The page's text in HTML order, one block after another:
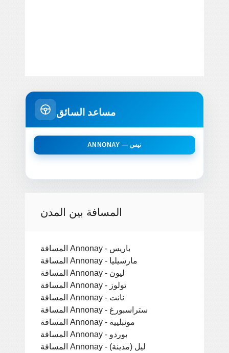
مساعد السائق
ANNONAY — نيس
المسافة بين المدن
المسافة Annonay - باريس
المسافة Annonay - مارسيليا
المسافة Annonay - ليون
المسافة Annonay - تولوز
المسافة Annonay - نانت
المسافة Annonay - ستراسبورغ
المسافة Annonay - مونبلييه
المسافة Annonay - بوردو
المسافة Annonay - ليل (مدينة)